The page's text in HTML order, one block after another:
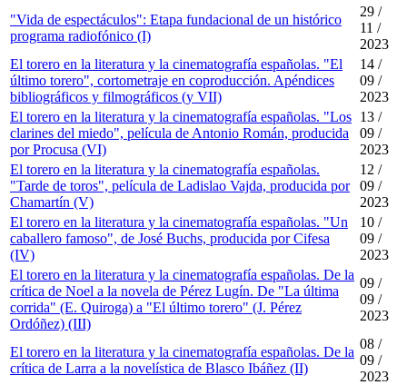
"Vida de espectáculos": Etapa fundacional de un histórico
programa radiofónico (I)
29 /
11 /
2023
El torero en la literatura y la cinematografía españolas. "El
último torero", cortometraje en coproducción. Apéndices
bibliográficos y filmográficos (y VII)
14 /
09 /
2023
El torero en la literatura y la cinematografía españolas. "Los
clarines del miedo", película de Antonio Román, producida
por Procusa (VI)
13 /
09 /
2023
El torero en la literatura y la cinematografía españolas.
"Tarde de toros", película de Ladislao Vajda, producida por
Chamartín (V)
12 /
09 /
2023
El torero en la literatura y la cinematografía españolas. "Un
caballero famoso", de José Buchs, producida por Cifesa
(IV)
10 /
09 /
2023
El torero en la literatura y la cinematografía españolas. De la
crítica de Noel a la novela de Pérez Lugín. De "La última
corrida" (E. Quiroga) a "El último torero" (J. Pérez
Ordóñez) (III)
09 /
09 /
2023
El torero en la literatura y la cinematografía españolas. De la
crítica de Larra a la novelística de Blasco Ibáñez (II)
08 /
09 /
2023